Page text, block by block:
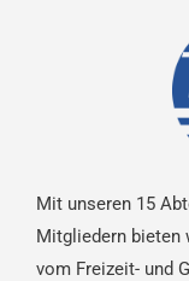
Mit unseren 15
Mitgliedern bieten
vom Freizeit- und